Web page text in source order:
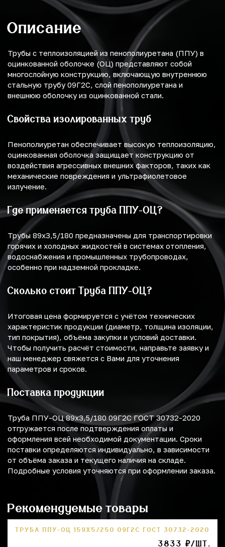
Описание
Трубы с теплоизоляцией из пенополиуретана (ППУ) в
оцинкованной оболочке (ОЦ) представляют собой
многослойную конструкцию, включающую внутреннюю
стальную трубу 09Г2С, слой пенополиуретана и
внешнюю оболочку из оцинкованной стали.
Свойства изолированных труб
Пенополиуретан обеспечивает высокую теплоизоляцию,
оцинкованная оболочка защищает конструкцию от
воздействия агрессивных внешних факторов, таких как
механические повреждения и ультрафиолетовое
излучение.
Где применяется труба ППУ-ОЦ?
Трубы 89х3,5/180 предназначены для транспортировки
горячих и холодных жидкостей в системах отопления,
водоснабжения и промышленных трубопроводах,
особенно при надземной прокладке.
Сколько стоит Труба ППУ-ОЦ?
Итоговая цена формируется с учётом технических
характеристик продукции (диаметр, толщина изоляции,
тип покрытия), объёма закупки и условий доставки.
Чтобы получить расчёт стоимости, направьте заявку и
наш менеджер свяжется с Вами для уточнения
параметров и сроков.
Поставка продукции
Труба ППУ-ОЦ 89х3,5/180 09Г2С ГОСТ 30732-2020
отгружается после подтверждения оплаты и
оформления всей необходимой документации. Сроки
поставки определяются индивидуально, в зависимости
от объёма заказа и текущего наличия на складе.
Подробные условия уточняются при оформлении заказа.
Рекомендуемые товары
ТРУБА ППУ-ОЦ 159Х5/250 09Г2С ГОСТ 30732-2020
3833 ₽/ШТ.